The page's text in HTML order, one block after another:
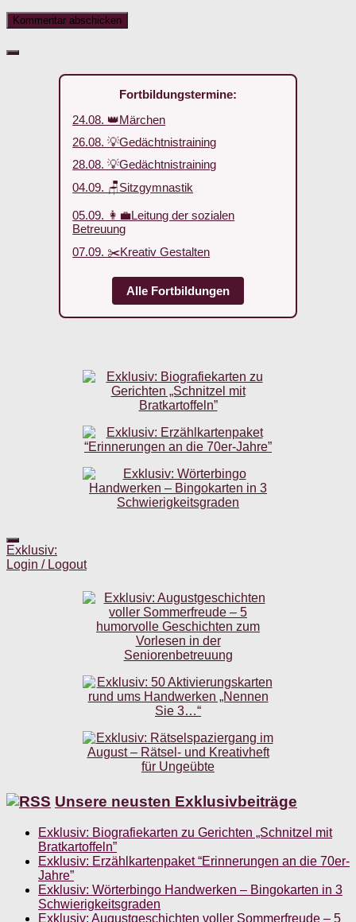
Fortbildungstermine:
24.08. 👑Märchen
26.08. 💡Gedächtnistraining
28.08. 💡Gedächtnistraining
04.09. 🪑Sitzgymnastik
05.09. 👩‍💼Leitung der sozialen
Betreuung
07.09. ✂️Kreativ Gestalten
Alle Fortbildungen
Exklusiv:
Login / Logout
Unsere neusten Exklusivbeiträge
Exklusiv: Biografiekarten zu Gerichten „Schnitzel mit
Bratkartoffeln”
Exklusiv: Erzählkartenpaket “Erinnerungen an die 70er-
Jahre”
Exklusiv: Wörterbingo Handwerken – Bingokarten in 3
Schwierigkeitsgraden
Exklusiv: Augustgeschichten voller Sommerfreude – 5